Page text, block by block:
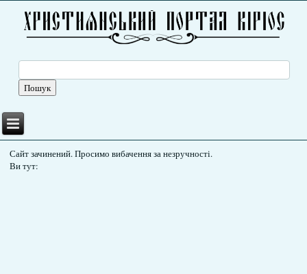
Сайт зачинений. Просимо вибачення за незручності.
Ви тут: